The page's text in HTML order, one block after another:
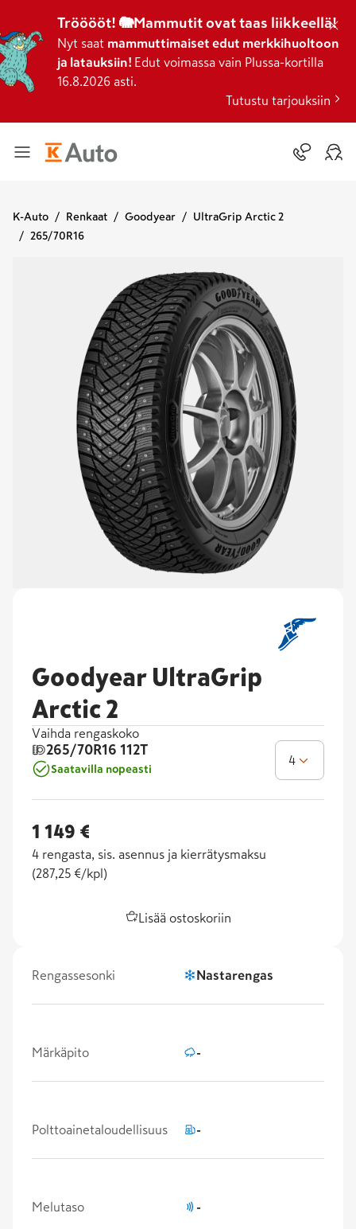
Trööööt! 🐘Mammutit ovat taas liikkeellä!
Nyt saat mammuttimaiset edut merkkihuoltoon
ja latauksiin! Edut voimassa vain Plussa-kortilla
16.8.2026 asti.
Tutustu tarjouksiin
K-Auto Renkaat Goodyear
UltraGrip Arctic 2
265/70R16
Goodyear UltraGrip
Arctic 2
Vaihda rengaskoko
265/70R16 112T
Saatavilla nopeasti
4
1 149 €
4 rengasta, sis. asennus ja kierrätysmaksu
(287,25 €/kpl )
Lisää ostoskoriin
Rengassesonki Nastarengas
Märkäpito -
Polttoainetaloudellisuus -
Melutaso -